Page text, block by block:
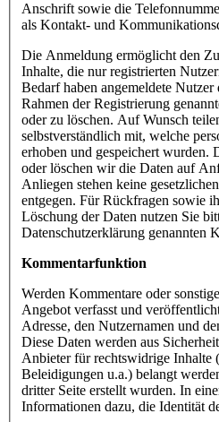
Anschrift sowie die
als Kontakt- und
Die Anmeldung ermöglicht den
Inhalte, die nur registrierten
Bedarf haben angemeldete
Rahmen der Registrierung
oder zu löschen. Auf Wunsch
selbstverständlich mit, welche
erhoben und gespeichert wurden.
oder löschen wir die Daten auf
Anliegen stehen keine
entgegen. Für Rückfragen sowie
Löschung der Daten nutzen Sie
Datenschutzerklärung genannten
Kommentarfunktion
Werden Kommentare oder
Angebot verfasst und
Adresse, den Nutzernamen und
Diese Daten werden aus
Anbieter für rechtswidrige Inhalte
Beleidigungen u.a.) belangt
dritter Seite erstellt wurden. In
Informationen dazu, die Identität